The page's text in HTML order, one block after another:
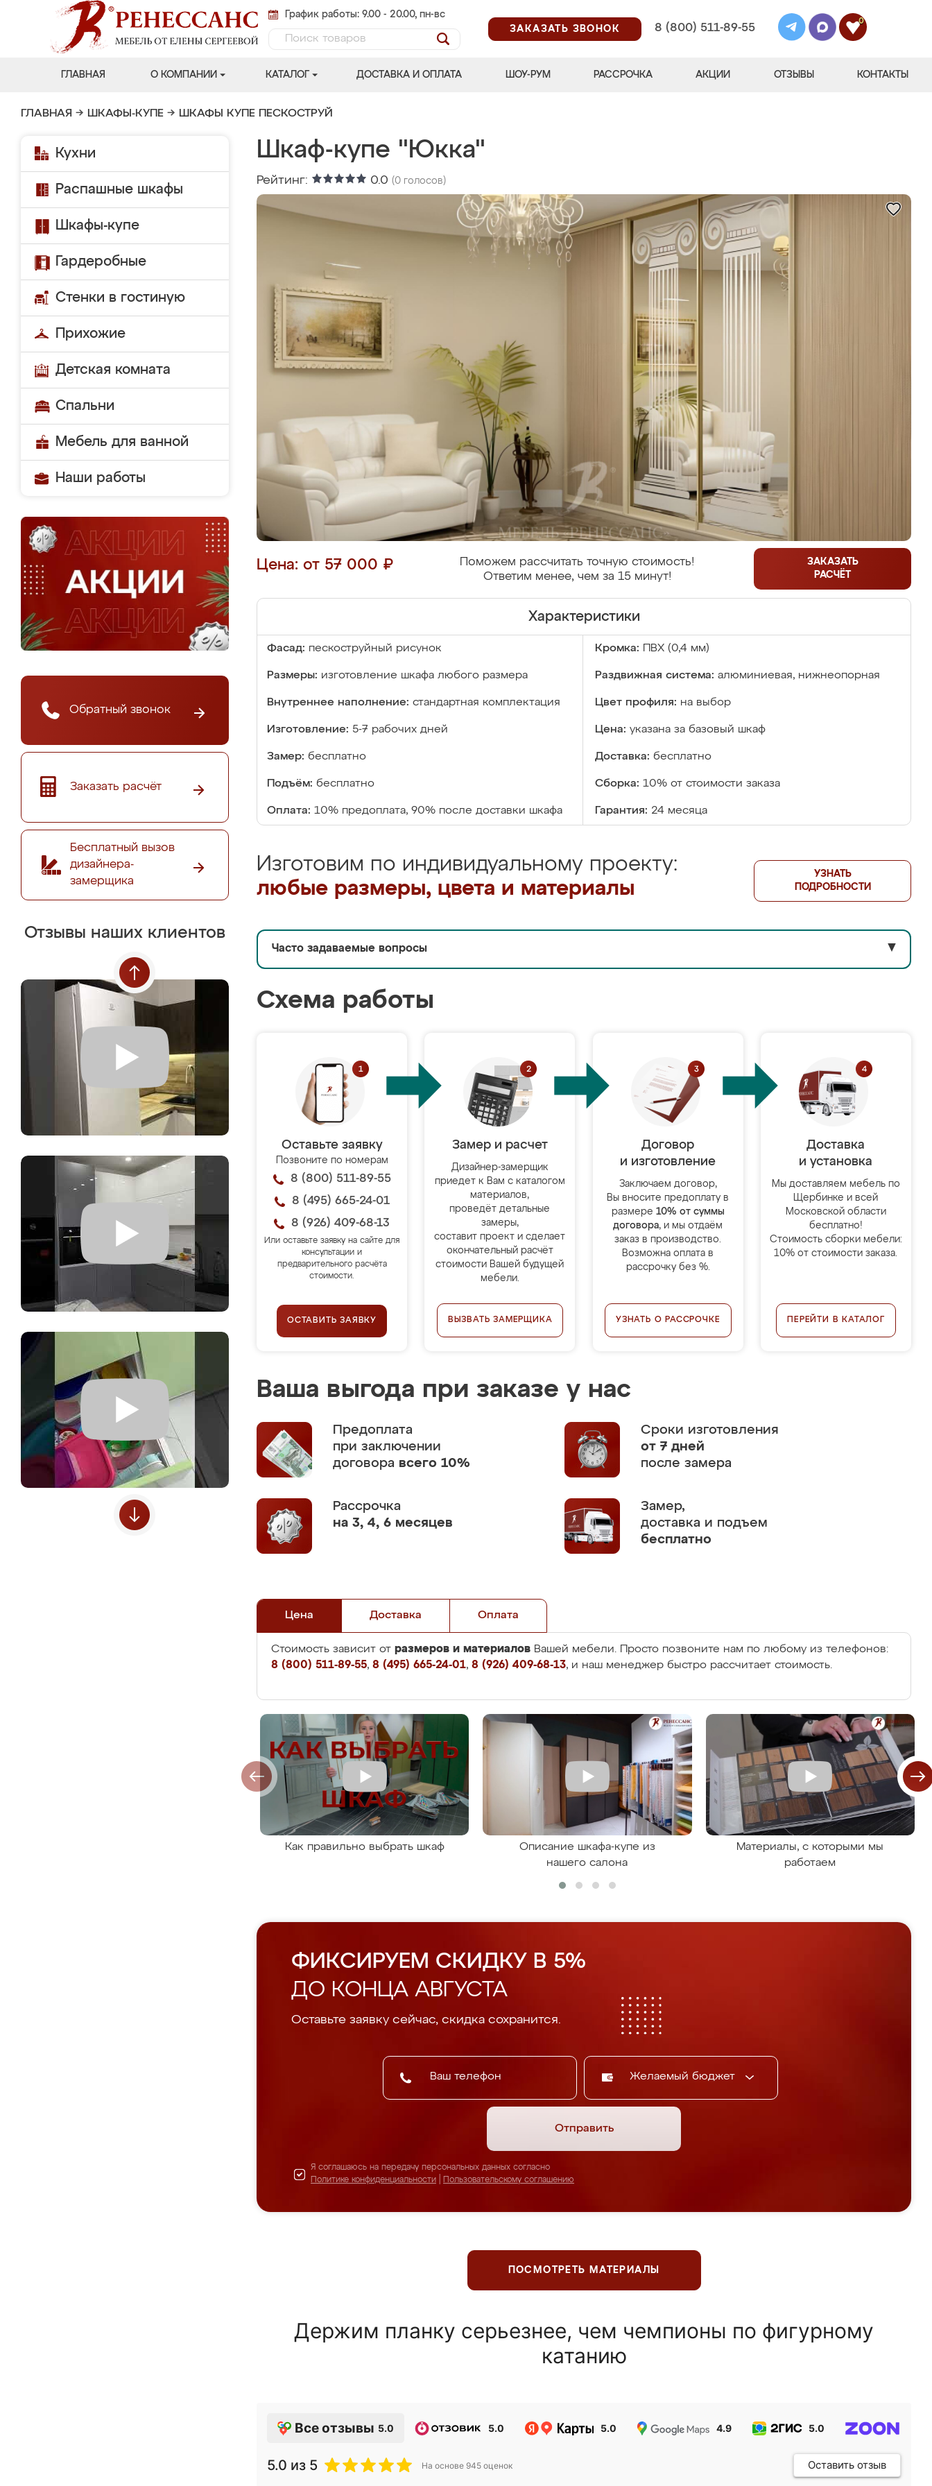
График работы: 9.00 - 20.00, пн-вс
ЗАКАЗАТЬ ЗВОНОК
8 (800) 511-89-55
0
ГЛАВНАЯ О КОМПАНИИ КАТАЛОГ ДОСТАВКА И ОПЛАТА ШОУ-РУМ РАССРОЧКА АКЦИИ ОТЗЫВЫ КОНТАКТЫ
ГЛАВНАЯ → ШКАФЫ-КУПЕ → ШКАФЫ КУПЕ ПЕСКОСТРУЙ
Кухни
Распашные шкафы
Шкафы-купе
Гардеробные
Стенки в гостиную
Прихожие
Детская комната
Спальни
Мебель для ванной
Наши работы
Обратный звонок
Заказать расчёт
Бесплатный вызов
дизайнера-
замерщика
Отзывы наших клиентов
Шкаф-купе "Юкка"
Рейтинг: 0.0 (0 голосов)
Цена: от 57 000 ₽
Поможем рассчитать точную стоимость!
Ответим менее, чем за 15 минут!
ЗАКАЗАТЬ
РАСЧЁТ
Характеристики
Фасад: пескоструйный рисунок Кромка: ПВХ (0,4 мм)
Размеры: изготовление шкафа любого размера Раздвижная система: алюминиевая, нижнеопорная
Внутреннее наполнение: стандартная комплектация Цвет профиля: на выбор
Изготовление: 5-7 рабочих дней Цена: указана за базовый шкаф
Замер: бесплатно Доставка: бесплатно
Подъём: бесплатно Сборка: 10% от стоимости заказа
Оплата: 10% предоплата, 90% после доставки шкафа Гарантия: 24 месяца
Изготовим по индивидуальному проекту:
любые размеры, цвета и материалы
УЗНАТЬ
ПОДРОБНОСТИ
Часто задаваемые вопросы ▼
Схема работы
Оставьте заявку
Позвоните по номерам
8 (800) 511-89-55
8 (495) 665-24-01
8 (926) 409-68-13
Или оставьте заявку на сайте для
консультации и
предварительного расчёта
стоимости.
ОСТАВИТЬ ЗАЯВКУ
Замер и расчет
Дизайнер-замерщик
приедет к Вам с каталогом
материалов,
проведёт детальные
замеры,
составит проект и сделает
окончательный расчёт
стоимости Вашей будущей
мебели.
ВЫЗВАТЬ ЗАМЕРЩИКА
Договор
и изготовление
Заключаем договор,
Вы вносите предоплату в
размере 10% от суммы
договора, и мы отдаём
заказ в производство.
Возможна оплата в
рассрочку без %.
УЗНАТЬ О РАССРОЧКЕ
Доставка
и установка
Мы доставляем мебель по
Щербинке и всей
Московской области
бесплатно!
Стоимость сборки мебели:
10% от стоимости заказа.
ПЕРЕЙТИ В КАТАЛОГ
Ваша выгода при заказе у нас
Предоплата
при заключении
договора всего 10%
Сроки изготовления
от 7 дней
после замера
Рассрочка
на 3, 4, 6 месяцев
Замер,
доставка и подъем
бесплатно
Цена Доставка Оплата
Стоимость зависит от размеров и материалов Вашей мебели. Просто позвоните нам по любому из телефонов:
8 (800) 511-89-55, 8 (495) 665-24-01, 8 (926) 409-68-13, и наш менеджер быстро рассчитает стоимость.
Как правильно выбрать шкаф
Описание шкафа-купе из
нашего салона
Материалы, с которыми мы
работаем
ФИКСИРУЕМ СКИДКУ В 5%
ДО КОНЦА АВГУСТА
Оставьте заявку сейчас, скидка сохранится.
Желаемый бюджет
Отправить
Я соглашаюсь на передачу персональных данных согласно
Политике конфиденциальности
Пользовательскому соглашению
ПОСМОТРЕТЬ МАТЕРИАЛЫ
Держим планку серьезнее, чем чемпионы по фигурному
катанию
Все отзывы 5.0 5.0 5.0 4.9 5.0
5.0 из 5 На основе 945 оценок Оставить отзыв